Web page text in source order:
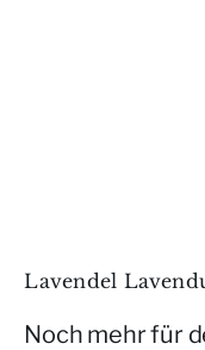
Lavendel
Noch mehr für